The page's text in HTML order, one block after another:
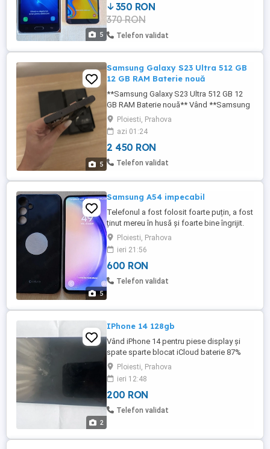
5
350 RON
370 RON
Telefon validat
5
Samsung Galaxy S23 Ultra 512 GB
12 GB RAM Baterie nouă
**Samsung Galaxy S23 Ultra 512 GB 12
GB RAM Baterie nouă** Vând **Samsung
Galaxy S23 Ultra**, varianta cu **512 GB
memorie internă și 12 GB RAM**.
Telefonul este folosit, însă se află într-o
**stare foarte bună**, cu **urme de uzură
foarte mici**. Telefonul **tocmai a fost
Ploiesti, Prahova
azi 01:24
2 450 RON
Telefon validat
5
Samsung A54 impecabil
Telefonul a fost folosit foarte puțin, a fost
ținut mereu în husă și foarte bine îngrijit.
Din acest motiv nu are zgârieturi pe nicio
suprafață. Are 128 gb, android 16,
actualizare recenta la one UI 8,5. Se mișcă
foarte bine și are 8gb de ram. Merge pe
orice rețea. E un telefon deosebit cu un
Ploiesti, Prahova
ieri 21:56
600 RON
Telefon validat
2
IPhone 14 128gb
Vând iPhone 14 pentru piese display și
spate sparte blocat iCloud baterie 87%
170 lei camere 200 lei port încărcare 100
lei sau întreg 350 lei
Ploiesti, Prahova
ieri 12:48
200 RON
Telefon validat